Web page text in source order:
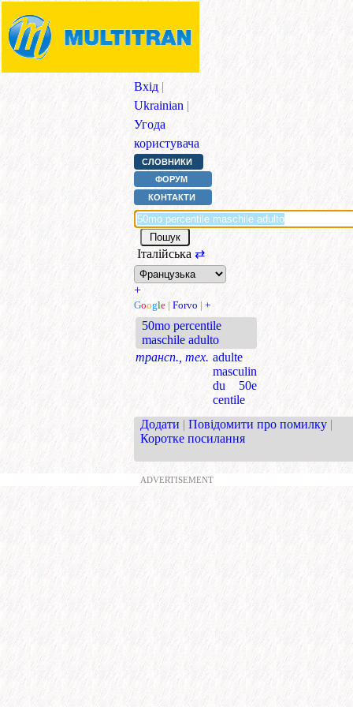
Вхід |
Ukrainian |
Угода
користувача
СЛОВНИКИ
ФОРУМ
КОНТАКТИ
Італійська ⇄
+
Google | Forvo | +
50mo percentile
maschile adulto
трансп., тех. adulte
masculin
du 50e
centile
Додати | Повідомити про помилку |
Коротке посилання
ADVERTISEMENT